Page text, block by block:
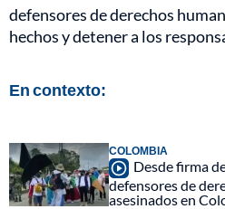
defensores de derechos
hechos y detener a los
En contexto:
COLOMBIA
Desde firma
defensores de
asesinados en